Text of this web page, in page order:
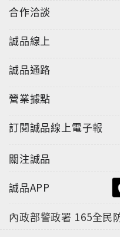
引管理者、創業者要「
社會共好互利的大智慧思
【體驗為王：談實體商
「@cosme store」，反
超越電子商務？日本最大
「DFO」，竟回頭成立
網購的庫存管理與實體
色？
●大鯨魚與小蝦米共生
勢，讓街角電器行（弱
合作洽談
誠品線上
誠品通路
營業據點
訂閱誠品線上電子報
關注誠品
誠品APP
內政部警政署 165全民